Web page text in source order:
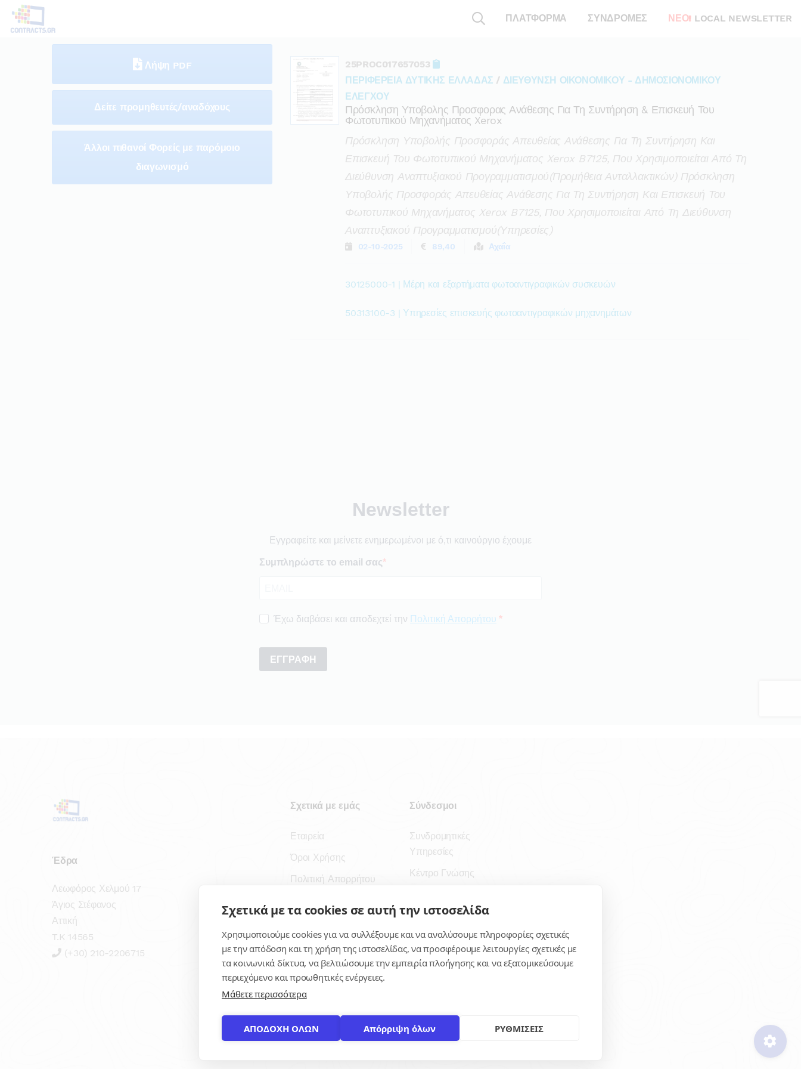
ΠΛΑΤΦΟΡΜΑ ΣΥΝΔΡΟΜΕΣ ΝΕΟ! LOCAL NEWSLETTER
Λήψη PDF
Δείτε προμηθευτές/αναδόχους
Άλλοι πιθανοί Φορείς με παρόμοιο
διαγωνισμό
25PROC017657053
ΠΕΡΙΦΕΡΕΙΑ ΔΥΤΙΚΗΣ ΕΛΛΑΔΑΣ / ΔΙΕΥΘΥΝΣΗ ΟΙΚΟΝΟΜΙΚΟΥ - ΔΗΜΟΣΙΟΝΟΜΙΚΟΥ
ΕΛΕΓΧΟΥ
Πρόσκληση Υποβολης Προσφορας Ανάθεσης Για Τη Συντήρηση & Επισκευή Του
Φωτοτυπικού Μηχανήματος Xerox
Πρόσκληση Υποβολής Προσφοράς Απευθείας Ανάθεσης Για Τη Συντήρηση Και
Επισκευή Του Φωτοτυπικού Μηχανήματος Xerox B7125, Που Χρησιμοποιείται Από Τη
Διεύθυνση Αναπτυξιακού Προγραμματισμού(προμήθεια Ανταλλακτικών) Πρόσκληση
Υποβολής Προσφοράς Απευθείας Ανάθεσης Για Τη Συντήρηση Και Επισκευή Του
Φωτοτυπικού Μηχανήματος Xerox B7125, Που Χρησιμοποιείται Από Τη Διεύθυνση
Αναπτυξιακού Προγραμματισμού(υπηρεσίες)
02-10-2025 89,40 Αχαΐα
30125000-1 | Μέρη και εξαρτήματα φωτοαντιγραφικών συσκευών
50313100-3 | Υπηρεσίες επισκευής φωτοαντιγραφικών μηχανημάτων
Έδρα
Λεωφόρος Χελμού 17
Άγιος Στέφανος
Αττική
T.K 14565
(+30) 210-2206715
Σχετικά με εμάς
Εταιρεία
Όροι Χρήσης
Πολιτική Απορρήτου
Σύνδεσμοι
Συνδρομητικές
Υπηρεσίες
Κέντρο Γνώσης
Εγγραφή
Για δημοσίους
υπαλλήλους
settings
Σχετικά με τα cookies σε αυτή την ιστοσελίδα
Χρησιμοποιούμε cookies για να συλλέξουμε και να αναλύσουμε πληροφορίες σχετικές
με την απόδοση και τη χρήση της ιστοσελίδας, να προσφέρουμε λειτουργίες σχετικές με
τα κοινωνικά δίκτυα, να βελτιώσουμε την εμπειρία πλοήγησης και να εξατομικεύσουμε
περιεχόμενο και προωθητικές ενέργειες.
Μάθετε περισσότερα
ΑΠΟΔΟΧΗ ΟΛΩΝ Απόρριψη όλων ΡΥΘΜΙΣΕΙΣ